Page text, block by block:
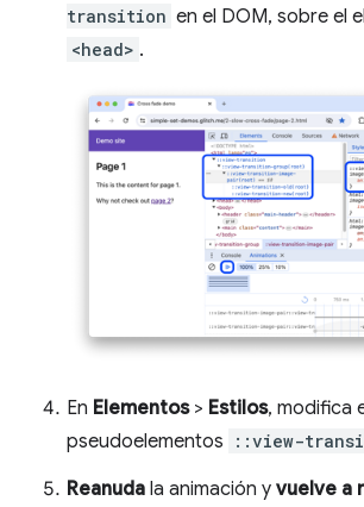
transition en el DOM, sobre el
<head> .
En Elementos> Estilos, modifica
pseudoelementos
::view-
Reanuda la animación y vuelve a